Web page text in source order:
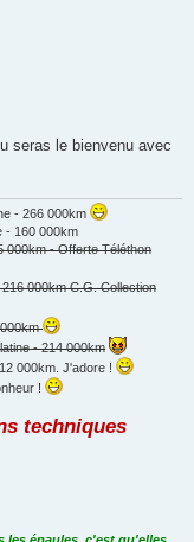
seras le bienvenu avec
- 266 000km
- 160 000km
000km - Offerte Téléthon
000km C.G. Collection
- 214 000km
000km. J'adore !
!
techniques